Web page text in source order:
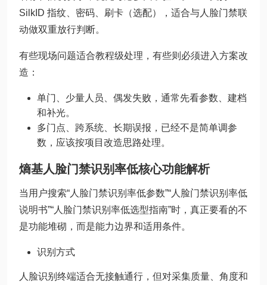
SilkID 指纹、密码、刷卡（选配），适合与人脸门禁联
动做双重放行判断。
有些现场问题适合教程级处理，有些则必须进入方案改
造：
单门、少量人员、偶发失败，通常先看参数、建档
和补光。
多门点、跨系统、长期误报，已经不是简单调参
数，应该按项目改造思路处理。
熵基人脸门禁识别率低核心功能解析
当用户搜索“人脸门禁识别率低参数”“人脸门禁识别率低
说明书”“人脸门禁识别率低选型指南”时，真正要看的不
是功能堆砌，而是能力边界和适用条件。
识别方式
人脸识别终端适合无接触通行，但对采集质量、角度和